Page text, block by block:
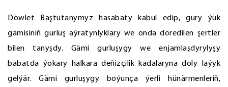
Döwlet Baştutanymyz hasabaty kabul edip, gury ýük
gämisiniň gurluş aýratynlyklary we onda döredilen şertler
bilen tanyşdy. Gämi gurluşygy we enjamlaşdyrylyşy
babatda ýokary halkara deňizçilik kadalaryna doly laýyk
gelýär. Gämi gurluşygy boýunça ýerli hünärmenleriň,